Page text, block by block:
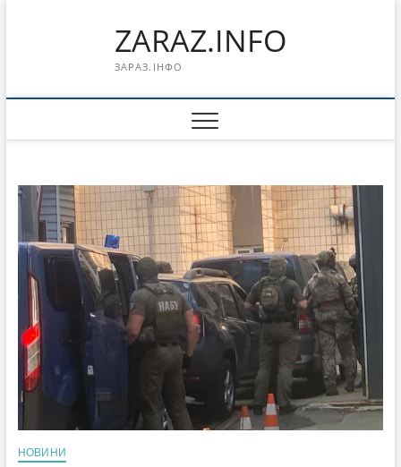
ZARAZ.INFO
ЗАРАЗ.ІНФО
НОВИНИ